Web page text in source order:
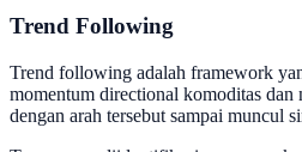
Trend Following
Trend following adalah framework
momentum directional komoditas dan
dengan arah tersebut sampai muncul